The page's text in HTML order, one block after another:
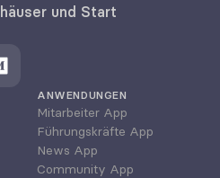
und Start
ANWENDUNGEN
Mitarbeiter App
Führungskräfte App
News App
Community App